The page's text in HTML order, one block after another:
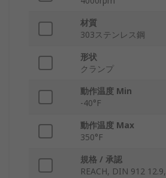
材質
303ステンレス鋼
形状
クランプ
動作温度 Min
-40°F
動作温度 Max
350°F
規格 / 承認
REACH, DIN 912